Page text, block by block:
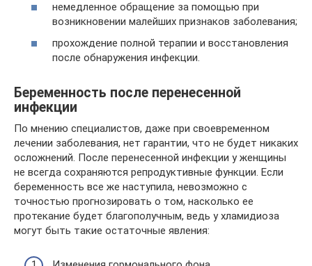
немедленное обращение за помощью при
возникновении малейших признаков заболевания;
прохождение полной терапии и восстановления
после обнаружения инфекции.
Беременность после перенесенной
инфекции
По мнению специалистов, даже при своевременном
лечении заболевания, нет гарантии, что не будет никаких
осложнений. После перенесенной инфекции у женщины
не всегда сохраняются репродуктивные функции. Если
беременность все же наступила, невозможно с
точностью прогнозировать о том, насколько ее
протекание будет благополучным, ведь у хламидиоза
могут быть такие остаточные явления: